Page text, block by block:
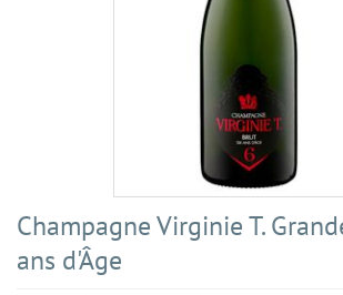
Champagne Virginie T.
ans d'Âge